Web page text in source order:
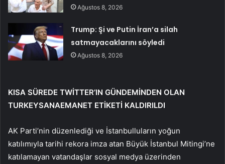
Ağustos 8, 2026
Trump: Şi ve Putin İran’a silah
satmayacaklarını söyledi
Ağustos 8, 2026
KISA SÜREDE TWİTTER’IN GÜNDEMİNDEN OLAN
TURKEYSANAEMANET ETİKETİ KALDIRILDI
AK Parti’nin düzenlediği ve İstanbulluların yoğun
katılımıyla tarihi rekora imza atan Büyük İstanbul Mitingi’ne
katılamayan vatandaşlar sosyal medya üzerinden